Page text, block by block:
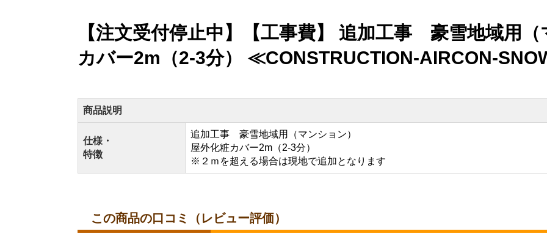
【注文受付停止中】【工事費】 追加工事 豪雪地域用
カバー2m（2-3分） ≪CONSTRUCTION-AIRCON-
商品説明
仕様・
特徴
追加工事 豪雪地域用（マンション）
屋外化粧カバー2m（2-3分）
※２ｍを超える場合は現地で追加となります
この商品の口コミ（レビュー評価）